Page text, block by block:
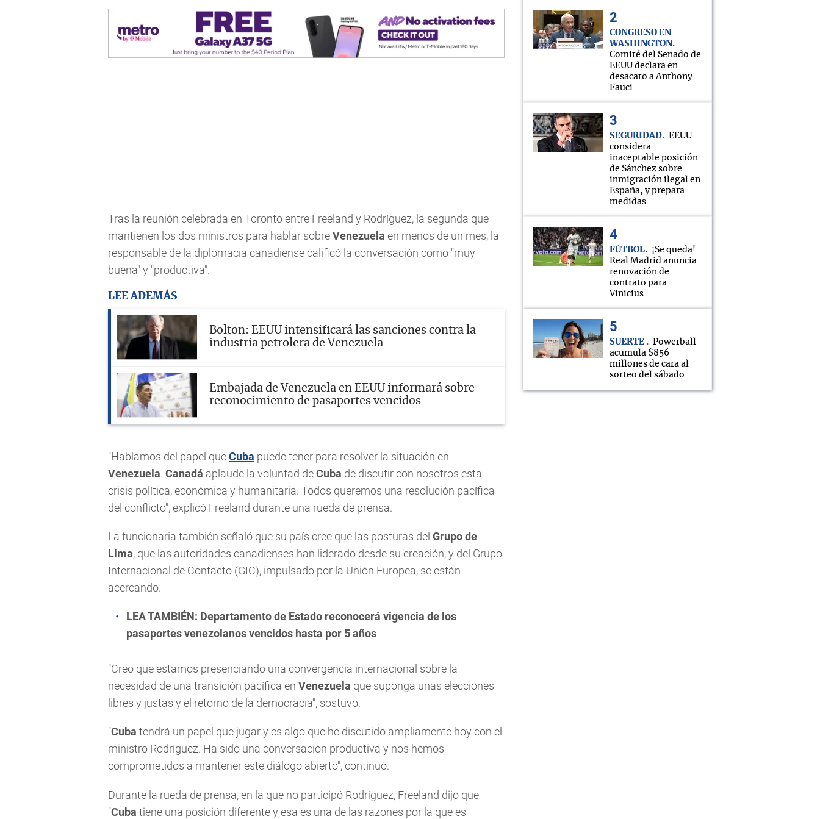
Tras la reunión celebrada en Toronto entre Freeland y Rodríguez, la segunda que
mantienen los dos ministros para hablar sobreVenezuela en menos de un mes, la
responsable de la diplomacia canadiense calificó la conversación como "muy
buena" y "productiva".
LEE ADEMÁS
Bolton: EEUU intensificará las sanciones contra la
industria petrolera de Venezuela
Embajada de Venezuela en EEUU informará sobre
reconocimiento de pasaportes vencidos
"Hablamos del papel queCuba puede tener para resolver la situación en
Venezuela. Canadá aplaude la voluntad deCuba de discutir con nosotros esta
crisis política, económica y humanitaria. Todos queremos una resolución pacífica
del conflicto", explicó Freeland durante una rueda de prensa.
La funcionaria también señaló que su país cree que las posturas del Grupo de
Lima, que las autoridades canadienses han liderado desde su creación, y del Grupo
Internacional de Contacto (GIC), impulsado por la Unión Europea, se están
acercando.
LEA TAMBIÉN: Departamento de Estado reconocerá vigencia de los
pasaportes venezolanos vencidos hasta por 5 años
"Creo que estamos presenciando una convergencia internacional sobre la
necesidad de una transición pacífica en Venezuela que suponga unas elecciones
libres y justas y el retorno de la democracia", sostuvo.
"Cuba tendrá un papel que jugar y es algo que he discutido ampliamente hoy con el
ministro Rodríguez. Ha sido una conversación productiva y nos hemos
comprometidos a mantener este diálogo abierto", continuó.
Durante la rueda de prensa, en la que no participó Rodríguez, Freeland dijo que
"Cuba tiene una posición diferente y esa es una de las razones por la que es
CONGRESO EN
WASHINGTON
Comité del Senado de
EEUU declara en
desacato a Anthony
Fauci
SEGURIDAD
EEUU
considera
inaceptable posición
de Sánchez sobre
inmigración ilegal en
España, y prepara
medidas
FÚTBOL
¡Se queda!
Real Madrid anuncia
renovación de
contrato para
Vinicius
SUERTE
Powerball
acumula $856
millones de cara al
sorteo del sábado